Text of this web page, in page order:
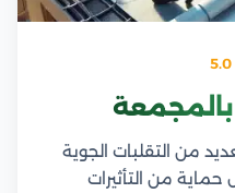
5.0
من التقلبات الجوية
من التأثيرات